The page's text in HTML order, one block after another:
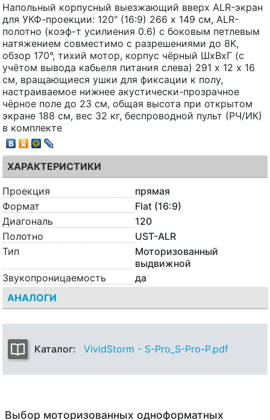
Напольный корпусный выезжающий вверх ALR-экран
для УКФ-проекции: 120" (16:9) 266 x 149 см, ALR-
полотно (коэф-т усилиения 0.6) с боковым петлевым
натяжением совместимо с разрешениями до 8K,
обзор 170°, тихий мотор, корпус чёрный ШхВхГ (с
учётом вывода кабьеля питания слева) 291 х 12 х 16
см, вращающиеся ушки для фиксации к полу,
настраиваемое нижнее акустически-прозрачное
чёрное поле до 23 см, общая высота при открытом
экране 188 см, вес 32 кг, беспроводной пульт (РЧ/ИК)
в комплекте
ХАРАКТЕРИСТИКИ
Проекция
прямая
Формат
Flat (16:9)
Диагональ
120
Полотно
UST-ALR
Тип
Моторизованный
выдвижной
Звукопроницаемость
да
АНАЛОГИ
Каталог: VividStorm - S-Pro_S-Pro-P.pdf
Выбор моторизованных одноформатных